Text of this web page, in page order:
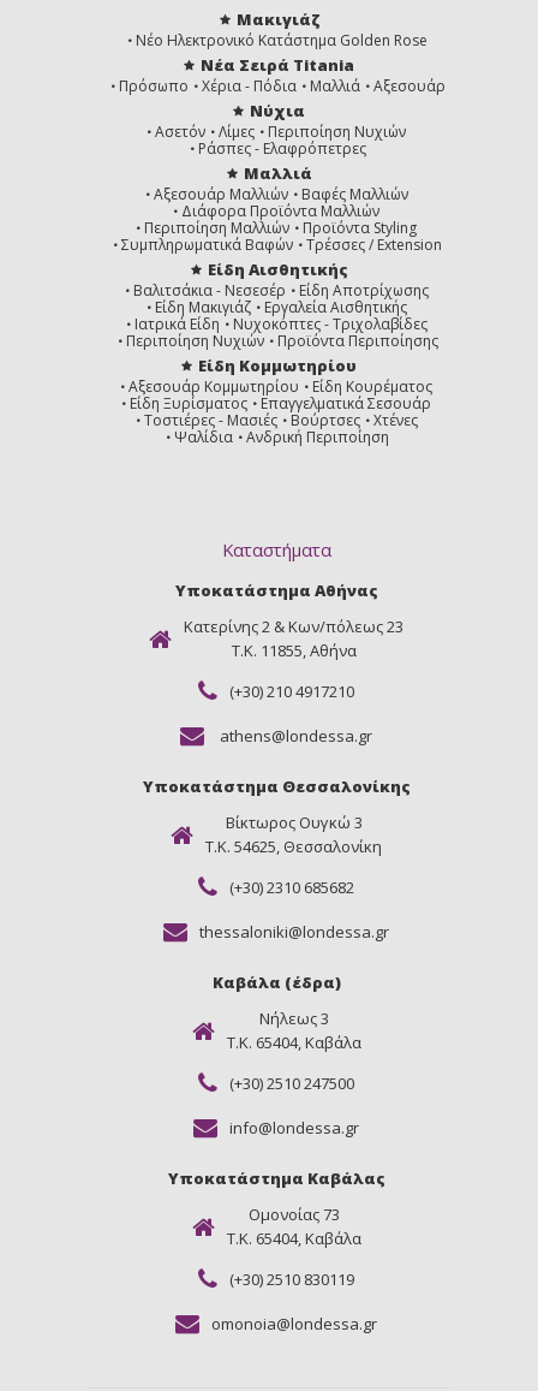
Μακιγιάζ
Νέο Ηλεκτρονικό Κατάστημα Golden Rose
Νέα Σειρά Titania
Πρόσωπο Χέρια - Πόδια Μαλλιά Αξεσουάρ
Νύχια
Ασετόν Λίμες
Περιποίηση Νυχιών
Ράσπες - Ελαφρόπετρες
Μαλλιά
Αξεσουάρ Μαλλιών
Βαφές Μαλλιών
Διάφορα Προϊόντα Μαλλιών
Περιποίηση Μαλλιών
Προϊόντα Styling
Συμπληρωματικά Βαφών
Τρέσσες / Extension
Είδη Αισθητικής
Βαλιτσάκια - Νεσεσέρ
Είδη Αποτρίχωσης
Είδη Μακιγιάζ
Εργαλεία Αισθητικής
Ιατρικά Είδη
Νυχοκόπτες - Τριχολαβίδες
Περιποίηση Νυχιών
Προϊόντα Περιποίησης
Είδη Κομμωτηρίου
Αξεσουάρ Κομμωτηρίου
Είδη Κουρέματος
Είδη Ξυρίσματος
Επαγγελματικά Σεσουάρ
Τοστιέρες - Μασιές
Βούρτσες
Χτένες
Ψαλίδια
Ανδρική Περιποίηση
Καταστήματα
Υποκατάστημα Αθήνας
Κατερίνης 2 & Κων/πόλεως 23
Τ.Κ. 11855, Αθήνα
(+30) 210 4917210
athens@londessa.gr
Υποκατάστημα Θεσσαλονίκης
Βίκτωρος Ουγκώ 3
Τ.Κ. 54625, Θεσσαλονίκη
(+30) 2310 685682
thessaloniki@londessa.gr
Καβάλα (έδρα)
Νήλεως 3
Τ.Κ. 65404, Καβάλα
(+30) 2510 247500
info@londessa.gr
Υποκατάστημα Καβάλας
Ομονοίας 73
Τ.Κ. 65404, Καβάλα
(+30) 2510 830119
omonoia@londessa.gr